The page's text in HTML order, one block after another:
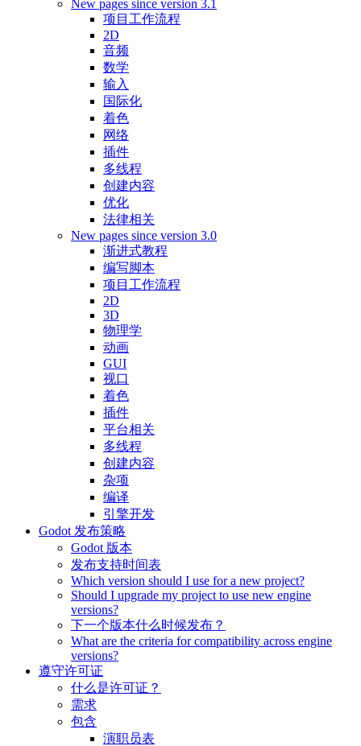
New pages since version 3.1
项目工作流程
2D
音频
数学
输入
国际化
着色
网络
插件
多线程
创建内容
优化
法律相关
New pages since version 3.0
渐进式教程
编写脚本
项目工作流程
2D
3D
物理学
动画
GUI
视口
着色
插件
平台相关
多线程
创建内容
杂项
编译
引擎开发
Godot 发布策略
Godot 版本
发布支持时间表
Which version should I use for a new project?
Should I upgrade my project to use new engine
versions?
下一个版本什么时候发布？
What are the criteria for compatibility across engine
versions?
遵守许可证
什么是许可证？
需求
包含
演职员表